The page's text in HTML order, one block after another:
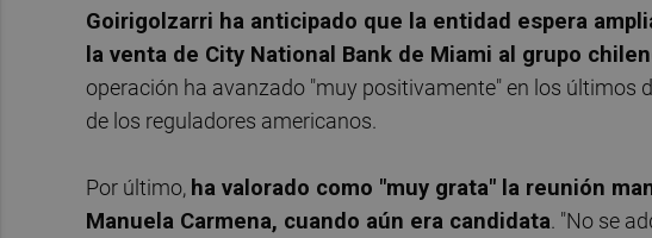
Goirigolzarri ha anticipado que la entidad espera
la venta de City National Bank de Miami al grupo
operación ha avanzado "muy positivamente" en los últimos
de los reguladores americanos.
Por último, ha valorado como "muy grata" la reunión
Manuela Carmena, cuando aún era candidata. "No se